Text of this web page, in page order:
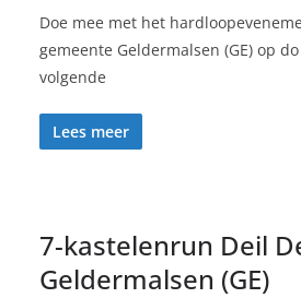
Doe mee met het
gemeente Geldermalsen (GE) op
volgende
Lees meer
7-kastelenrun Deil
Geldermalsen (GE)